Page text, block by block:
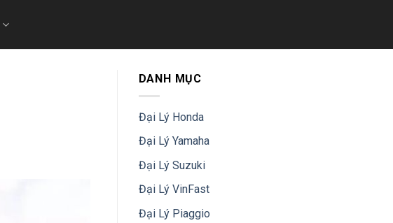
DANH MỤC
Đại Lý Honda
Đại Lý Yamaha
Đại Lý Suzuki
Đại Lý VinFast
Đại Lý Piaggio